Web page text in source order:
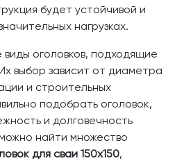
будет устойчивой и
нагрузках.
оголовков, подходящие
выбор зависит от диаметра
и строительных
подобрать оголовок,
и долговечность
найти множество
для сваи 150х150,